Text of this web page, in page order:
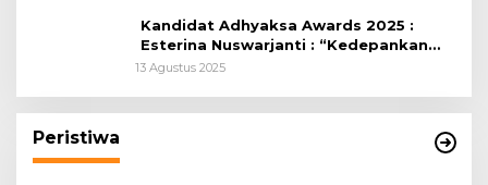
Kandidat Adhyaksa Awards 2025 :
Esterina Nuswarjanti : “Kedepankan
Keadilan Restoratif Wujudkan
13 Agustus 2025
Peristiwa